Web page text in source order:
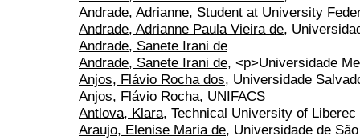
Andrade, Adrianne, Student at University
Andrade, Adrianne Paula Vieira de,
Andrade, Sanete Irani de
Andrade, Sanete Irani de, <p>Universidade
Anjos, Flávio Rocha dos, Universidade
Anjos, Flávio Rocha, UNIFACS
Antlova, Klara, Technical University of Liberec
Araujo, Elenise Maria de, Universidade de